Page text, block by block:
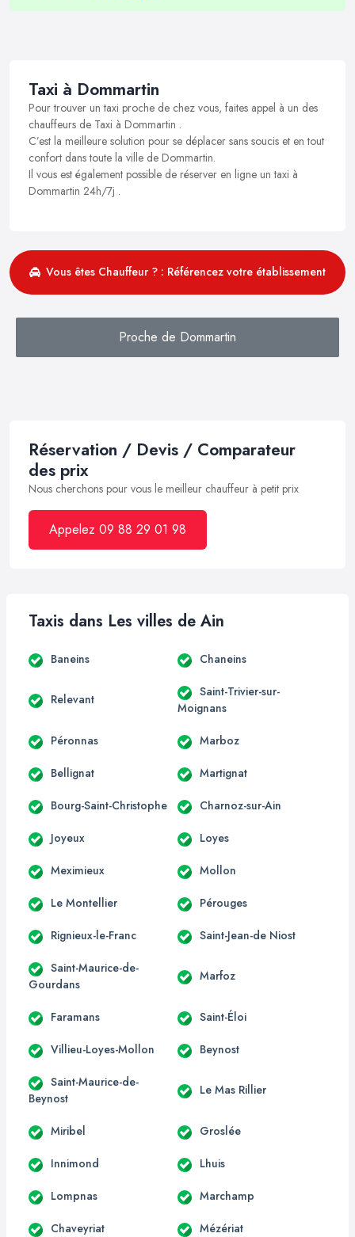
Taxi à Dommartin
Pour trouver un taxi proche de chez vous, faites appel à un des
chauffeurs de Taxi à Dommartin .
C’est la meilleure solution pour se déplacer sans soucis et en tout
confort dans toute la ville de Dommartin.
Il vous est également possible de réserver en ligne un taxi à
Dommartin 24h/7j .
Vous êtes Chauffeur ? : Référencez votre établissement
Proche de Dommartin
Réservation / Devis / Comparateur
des prix
Nous cherchons pour vous le meilleur chauffeur à petit prix
Appelez 09 88 29 01 98
Taxis dans Les villes de Ain
Baneins Chaneins
Relevant
Saint-Trivier-sur-
Moignans
Péronnas Marboz
Bellignat Martignat
Bourg-Saint-Christophe Charnoz-sur-Ain
Joyeux Loyes
Meximieux Mollon
Le Montellier Pérouges
Rignieux-le-Franc Saint-Jean-de Niost
Saint-Maurice-de-
Gourdans
Marfoz
Faramans Saint-Éloi
Villieu-Loyes-Mollon Beynost
Saint-Maurice-de-
Beynost
Le Mas Rillier
Miribel Groslée
Innimond Lhuis
Lompnas Marchamp
Chaveyriat Mézériat